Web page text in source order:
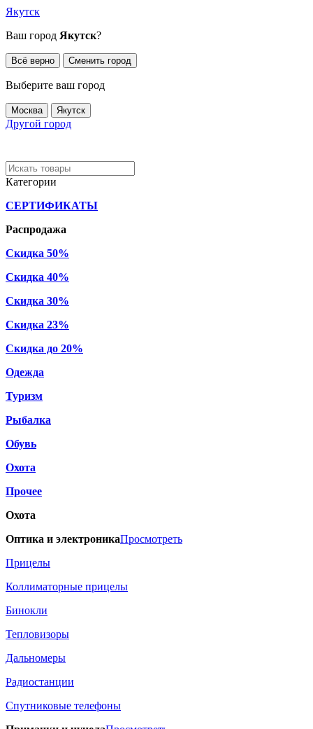
Якутск
Ваш город Якутск?
Всё верно Сменить город
Выберите ваш город
Москва Якутск
Другой город
Категории
СЕРТИФИКАТЫ
Распродажа
Скидка 50%
Скидка 40%
Скидка 30%
Скидка 23%
Скидка до 20%
Одежда
Туризм
Рыбалка
Обувь
Охота
Прочее
Охота
Оптика и электроникаПросмотреть
Прицелы
Коллиматорные прицелы
Бинокли
Тепловизоры
Дальномеры
Радиостанции
Спутниковые телефоны